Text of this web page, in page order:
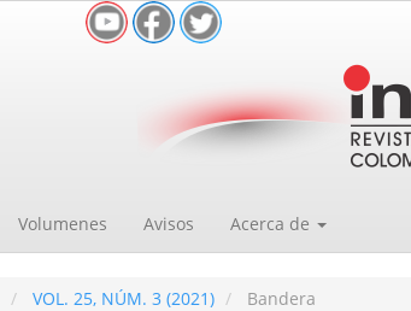
Volumenes Avisos Acerca de
VOL. 25, NÚM. 3 (2021) Bandera